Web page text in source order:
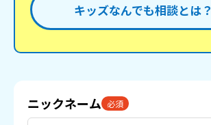
キッズなんでも相談とは？
ニックネーム 必須